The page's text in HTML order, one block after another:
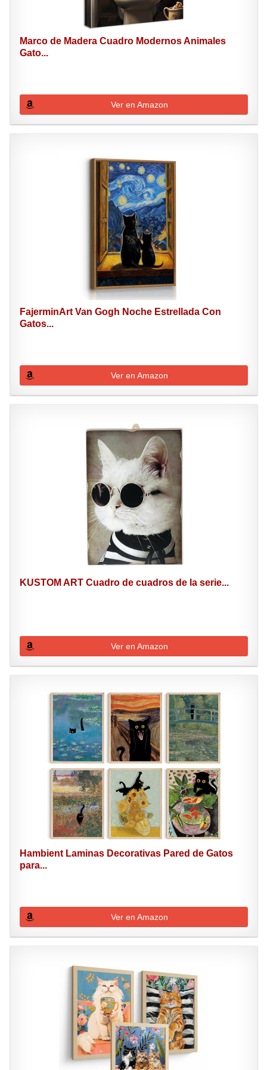
Marco de Madera Cuadro Modernos Animales
Gato...
Ver en Amazon
FajerminArt Van Gogh Noche Estrellada Con
Gatos...
Ver en Amazon
KUSTOM ART Cuadro de cuadros de la serie...
Ver en Amazon
Hambient Laminas Decorativas Pared de Gatos
para...
Ver en Amazon